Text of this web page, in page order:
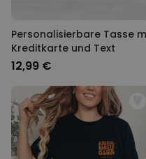
Personalisierbare Tasse
Kreditkarte und Text
12,99 €